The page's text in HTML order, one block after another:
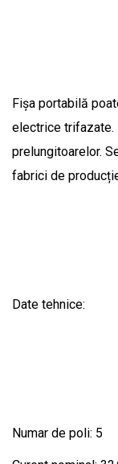
Fișa portabilă
electrice trifazate.
prelungitoarelor.
fabrici de
Date tehnice:
Numar de poli: 5